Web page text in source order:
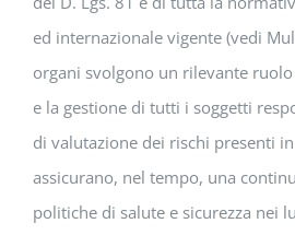
ed internazionale vigente (vedi
organi svolgono un rilevante ruolo
e la gestione di tutti i soggetti
di valutazione dei rischi presenti
assicurano, nel tempo, una
politiche di salute e sicurezza nei